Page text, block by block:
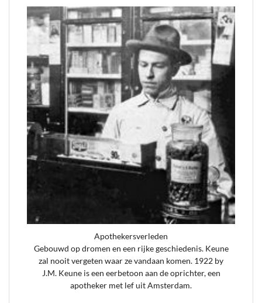
Apothekersverleden
Gebouwd op dromen en een rijke geschiedenis. Keune
zal nooit vergeten waar ze vandaan komen. 1922 by
J.M. Keune is een eerbetoon aan de oprichter, een
apotheker met lef uit Amsterdam.